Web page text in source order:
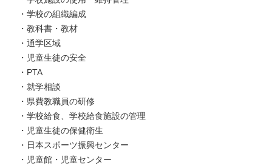
・学校の組織編成
・教科書・教材
・通学区域
・児童生徒の安全
・PTA
・就学相談
・県費教職員の研修
・学校給食、学校給食施設の管理
・児童生徒の保健衛生
・日本スポーツ振興センター
・児童館・児童センター